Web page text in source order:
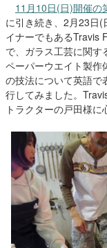
11月10日(日)開催の
に引き続き、2月23日
イナーでもあるTravis
で、ガラス工芸に関す
ペーパーウエイト製作
の技法について英語で
行してみました。
トラクターの戸田様に